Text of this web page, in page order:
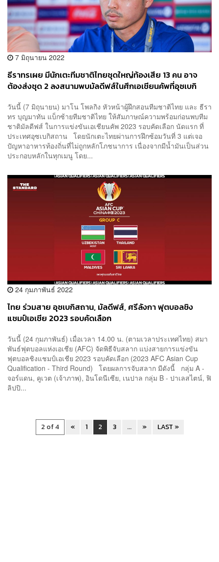
7 มิถุนายน 2022
ธีราทรเผย มีนักเตะทีมชาติไทยชุดใหญ่ท้องเสีย 13 คน อาจ
ต้องส่งชุด 2 ลงสนามพบมัลดีฟส์ในศึกเอเชียนคัพที่อุซเบกิ
วันนี้ (7 มิถุนายน) มาโน โพลกิง หัวหน้าผู้ฝึกสอนทีมชาติไทย และ ธีรา
ทร บุญมาทัน แบ็กซ้ายทีมชาติไทย ให้สัมภาษณ์ความพร้อมก่อนพบทีม
ชาติมัลดีฟส์ ในการแข่งขันเอเชียนคัพ 2023 รอบคัดเลือก นัดแรก ที่
ประเทศอุซเบกิสถาน โดยนักเตะไทยผ่านการฝึกซ้อมวันที่ 3 แต่เจอ
ปัญหาอาหารท้องถิ่นที่ไม่ถูกหลักโภชนาการ เนื่องจากมีน้ำมันเป็นส่วน
ประกอบหลักในทุกเมนู โดย...
24 กุมภาพันธ์ 2022
ไทย ร่วมสาย อุซเบกิสถาน, มัลดีฟส์, ศรีลังกา ฟุตบอลชิง
แชมป์เอเชีย 2023 รอบคัดเลือก
วันนี้ (24 กุมภาพันธ์) เมื่อเวลา 14.00 น. (ตามเวลาประเทศไทย) สมา
พันธ์ฟุตบอลแห่งเอเชีย (AFC) จัดพิธีจับสลาก แบ่งสายการแข่งขัน
ฟุตบอลชิงแชมป์เอเชีย 2023 รอบคัดเลือก (2023 AFC Asian Cup
Qualification - Third Round) โดยผลการจับสลาก มีดังนี้ กลุ่ม A -
จอร์แดน, คูเวต (เจ้าภาพ), อินโดนีเซีย, เนปาล กลุ่ม B - ปาเลสไตน์, ฟิ
ลิปปิ...
2 of 4 « 1 2 3 ... » LAST »